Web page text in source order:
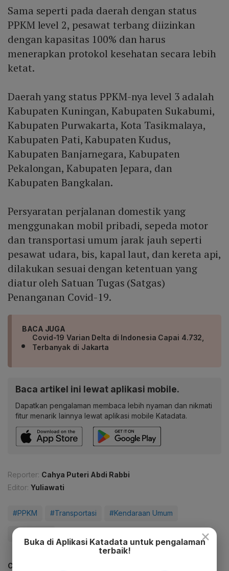
Sama seperti pada daerah dengan status
PPKM level 2, pesawat terbang diizinkan
dengan kapasitas 100% dan harus
menerapkan protokol kesehatan secara lebih
ketat.
Daerah yang status PPKM-nya level 3 adalah
Kabupaten Kuningan, Kabupaten Sukabumi,
Kabupaten Purwakarta, Kota Tasikmalaya,
Kabupaten Pati, Kabupaten Kudus,
Kabupaten Banjarnegara, Kabupaten
Pekalongan, Kabupaten Jepara, dan
Kabupaten Bangkalan.
Persyaratan perjalanan domestik yang
menggunakan mobil pribadi, sepeda motor
dan transportasi umum jarak jauh seperti
pesawat udara, bis, kapal laut, dan kereta api,
dilakukan sesuai dengan ketentuan yang
diatur oleh Satuan Tugas (Satgas)
Penanganan Covid-19.
BACA JUGA
Covid-19 Varian Delta di Indonesia Capai 4.732,
Terbanyak di Jakarta
Baca artikel ini lewat aplikasi mobile.
Dapatkan pengalaman membaca lebih nyaman dan nikmati
fitur menarik lainnya lewat aplikasi mobile Katadata.
Reporter: Cahya Puteri Abdi Rabbi
Editor: Yuliawati
#PPKM #Transportasi #Kendaraan Umum
#Jawa-Bali
CEK JUGA DATA INI
×
Buka di Aplikasi Katadata untuk pengalaman
terbaik!